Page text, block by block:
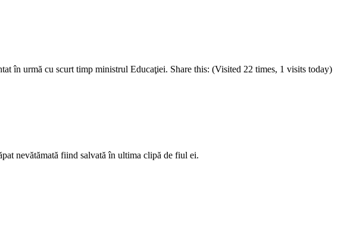
în urmă cu scurt timp ministrul Educaţiei. Share this: (Visited 22 times, 1 visits today)
nevătămată fiind salvată în ultima clipă de fiul ei.